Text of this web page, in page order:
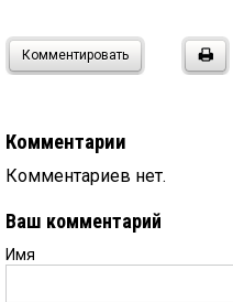
Комментировать
Комментарии
Комментариев нет.
Ваш комментарий
Имя